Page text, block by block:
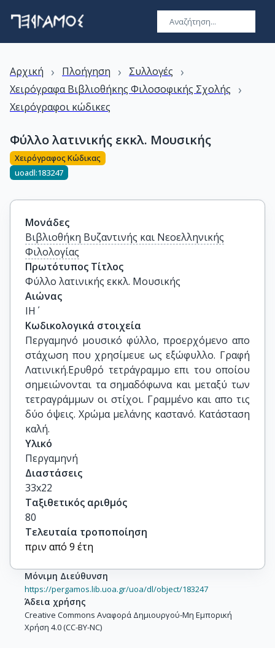
Αρχική › Πλοήγηση › Συλλογές ›
Χειρόγραφα Βιβλιοθήκης Φιλοσοφικής Σχολής ›
Χειρόγραφοι κώδικες
Φύλλο λατινικής εκκλ. Μουσικής
Χειρόγραφος Κώδικας
uoadl:183247
Μονάδες
Βιβλιοθήκη Βυζαντινής και Νεοελληνικής
Φιλολογίας
Πρωτότυπος Τίτλος
Φύλλο λατινικής εκκλ. Μουσικής
Αιώνας
ΙΗ΄
Κωδικολογικά στοιχεία
Περγαμηνό μουσικό φύλλο, προερχόμενο απο
στάχωση που χρησίμευε ως εξώφυλλο. Γραφή
Λατινική.Ερυθρό τετράγραμμο επι του οποίου
σημειώνονται τα σημαδόφωνα και μεταξύ των
τετραγράμμων οι στίχοι. Γραμμένο και απο τις
δύο όψεις. Χρώμα μελάνης καστανό. Κατάσταση
καλή.
Υλικό
Περγαμηνή
Διαστάσεις
33x22
Ταξιθετικός αριθμός
80
Τελευταία τροποποίηση
πριν από 9 έτη
Μόνιμη Διεύθυνση
https://pergamos.lib.uoa.gr/uoa/dl/object/183247
Άδεια χρήσης
Creative Commons Αναφορά Δημιουργού-Μη Εμπορική
Χρήση 4.0 (CC-BY-NC)